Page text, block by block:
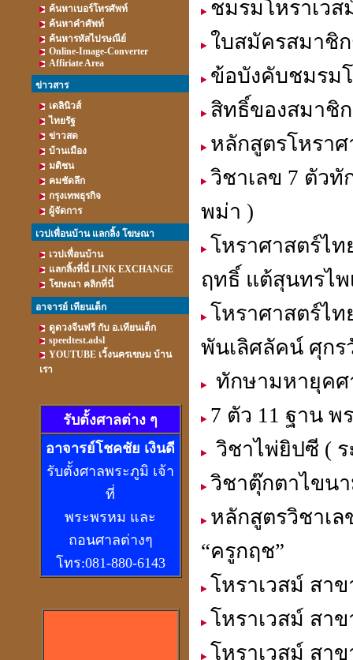
ค้นหาเบอร์โทรศัพท์
ค้นหาคำศัพท์
ค้นหารหัสไปรษณีย์
Online-Image-Converter
Affiriate Area
ข่าวสาร
เดลินิวส์
ไทยรัฐ
ข่าวสด
บ้านเมือง
มติชน
คมชัดลึก
กรุงเทพธุรกิจ
ผู้จัดการ
เวปเพื่อนบ้าน แลกลิ้ง โฆษณา
เวปเพื่อนบ้าน
แลกลิ้งที่นี่ LINK EXCHANGE
โฆษณา คลิกที่นี่
อาจารย์ เทียนเต็ก
ดูดวงจีนฟรี กับ อ.เทียนเต็ก
speedtest.adsl
YOUTUBE เวิ้งนครเขษม บ้าน
เรา
รับตั้งศาลต่าง ๆ
อาจารย์โชคชัย เงินดี
รับตั้งศาลพระภูมิ เจ้า
ที่
พระพรหม และ
ถอนศาลต่างๆ
โทร:081-880-6143
ชมรมโหราเวส
ใบสมัครสมาชิ
ข้อบังคับชมรม
สิทธิ์ของสมาชิก
หลักสูตรโหรา
วิชาเลข 7 ตัว
พม่า )
โหราศาสตร์ไ
ฤทธิ์ แต้สุนทรไพ
โหราศาสตร์ไ
พันเลิศลัคน์ ศุก
ทักษามหายุคศ
7 ตัว 11 ฐาน พ
วิชาไพ่ยิปซี (
วิชาตุ๊กตาไขน
หลักสูตรวิชาเ
“ครูกฤช”
โหราเวสม์ สา
โหราเวสม์ สา
โหราเวสม์ สา